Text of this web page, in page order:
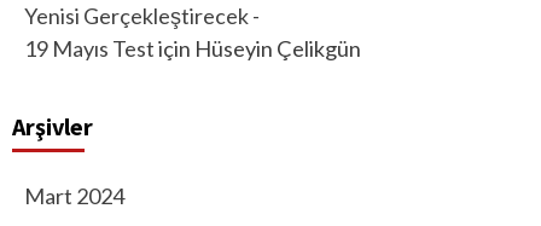
Yenisi Gerçekleştirecek -
19 Mayıs Testiçin Hüseyin Çelikgün
Arşivler
Mart 2024